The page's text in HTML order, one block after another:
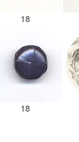
18
18